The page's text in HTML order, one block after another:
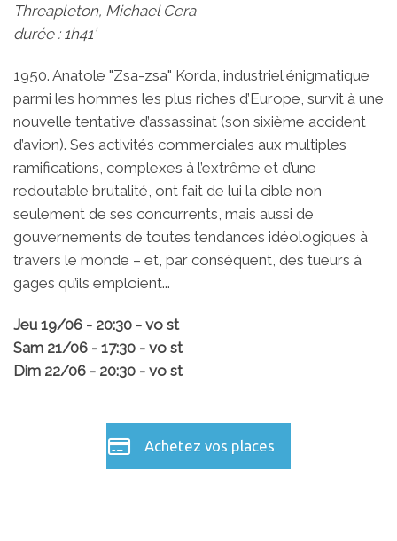
Threapleton, Michael Cera
durée : 1h41’
1950. Anatole "Zsa-zsa" Korda, industriel énigmatique
parmi les hommes les plus riches d’Europe, survit à une
nouvelle tentative d’assassinat (son sixième accident
d’avion). Ses activités commerciales aux multiples
ramifications, complexes à l’extrême et d’une
redoutable brutalité, ont fait de lui la cible non
seulement de ses concurrents, mais aussi de
gouvernements de toutes tendances idéologiques à
travers le monde – et, par conséquent, des tueurs à
gages qu’ils emploient...
Jeu 19/06 - 20:30 - vo st
Sam 21/06 - 17:30 - vo st
Dim 22/06 - 20:30 - vo st
Achetez vos places